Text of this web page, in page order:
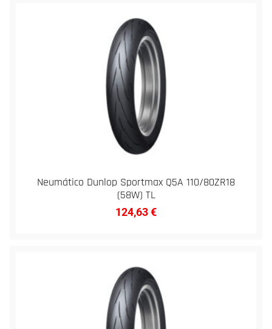
Neumático Dunlop Sportmax Q5A 110/80ZR18
(58W) TL
124,63€